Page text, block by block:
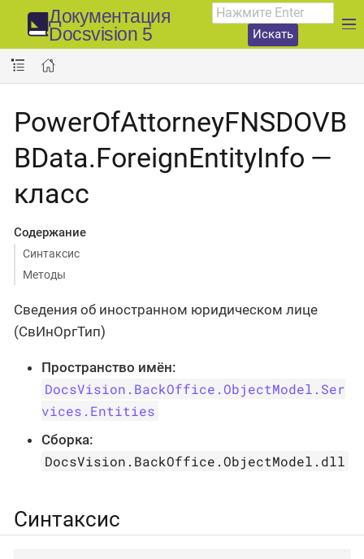
Документация
Docsvision 5
Искать
PowerOfAttorneyFNSDOVB
BData.ForeignEntityInfo —
класс
Содержание
Синтаксис
Методы
Сведения об иностранном юридическом лице
(СвИнОргТип)
Пространство имён:
DocsVision.BackOffice.ObjectModel.Ser
vices.Entities
Сборка:
DocsVision.BackOffice.ObjectModel.dll
Синтаксис